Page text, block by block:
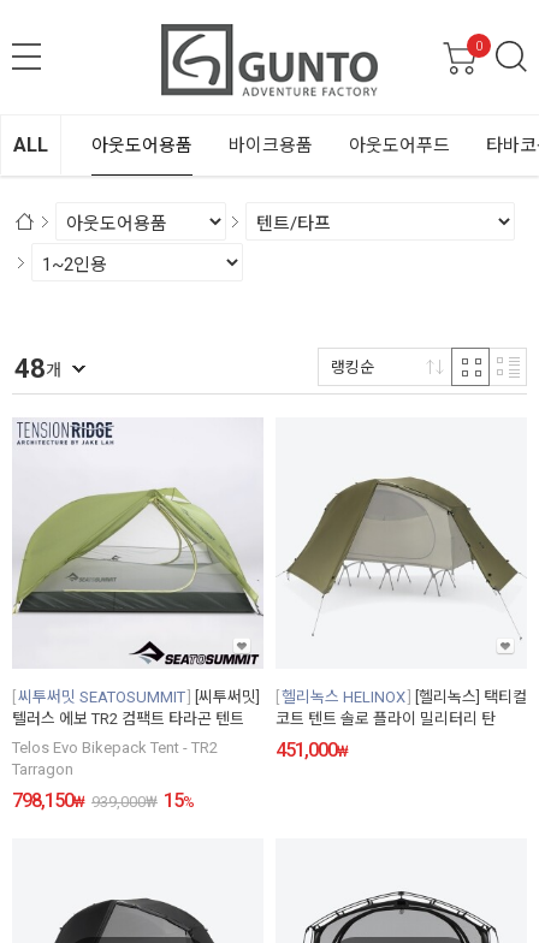
0
ALL 아웃도어용품 바이크용품 아웃도어푸드 타바
48개 랭킹순
씨투써밋 SEATOSUMMIT
[씨투써밋]
텔러스 에보 TR2 컴팩트 타라곤 텐트
Telos Evo Bikepack Tent - TR2
Tarragon
798,150₩ 939,000₩ 15%
헬리녹스 HELINOX
[헬리녹스] 택티컬
코트 텐트 솔로 플라이 밀리터리 탄
451,000₩